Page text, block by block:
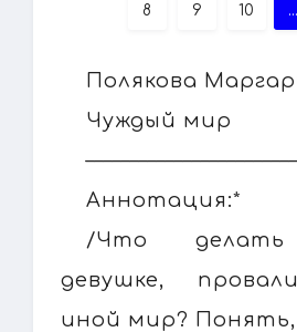
8 9 10 ...
Полякова
Чуждый мир
––––––––––––––––––––––––
Аннотация:*
/Что делать
девушке,
иной мир?